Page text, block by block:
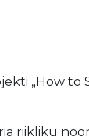
„How
riikliku